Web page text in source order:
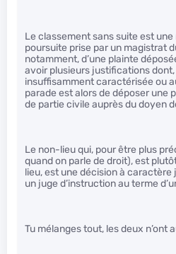
Le classement sans suite est une
poursuite prise par un magistrat
notamment, d’une plainte
avoir plusieurs justifications
insuffisamment caractérisée ou
parade est alors de déposer une
de partie civile auprès du doyen
Le non-lieu qui, pour être plus
quand on parle de droit), est
lieu, est une décision à
un juge d’instruction au terme
Tu mélanges tout, les deux n’ont